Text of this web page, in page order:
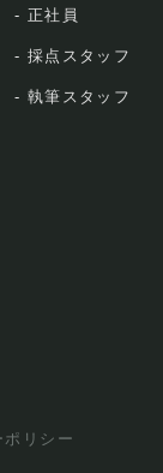
- 正社員
- 採点スタッフ
- 執筆スタッフ
ポリシー